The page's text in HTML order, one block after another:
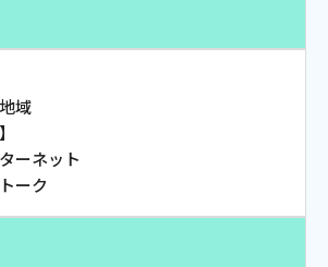
動画配信
域
ーネット
ーク